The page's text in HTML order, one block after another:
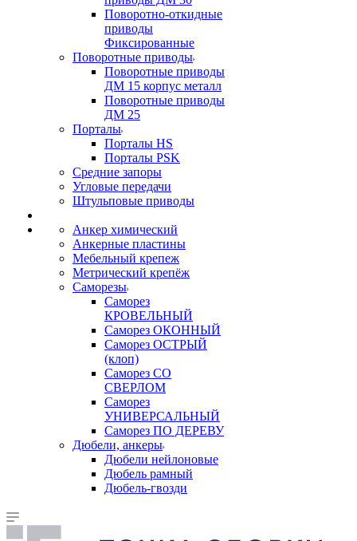
Поворотно-откидные
приводы
Фиксированные
Поворотные приводы
Поворотные приводы
ДМ 15 корпус металл
Поворотные приводы
ДМ 25
Порталы
Порталы HS
Порталы PSK
Средние запоры
Угловые передачи
Штульповые приводы
Анкер химический
Анкерные пластины
Мебельный крепеж
Метрический крепёж
Саморезы
Саморез
КРОВЕЛЬНЫЙ
Саморез ОКОННЫЙ
Саморез ОСТРЫЙ
(клоп)
Саморез СО
СВЕРЛОМ
Саморез
УНИВЕРСАЛЬНЫЙ
Саморез ПО ДЕРЕВУ
Дюбели, анкеры
Дюбели нейлоновые
Дюбель рамный
Дюбель-гвозди